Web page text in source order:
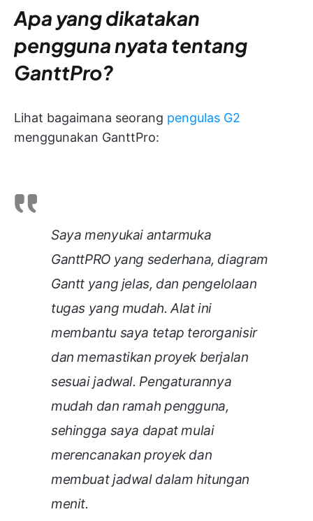
Apa yang dikatakan
pengguna nyata tentang
GanttPro?
Lihat bagaimana seorang pengulas G2
menggunakan GanttPro:
Saya menyukai antarmuka
GanttPRO yang sederhana, diagram
Gantt yang jelas, dan pengelolaan
tugas yang mudah. Alat ini
membantu saya tetap terorganisir
dan memastikan proyek berjalan
sesuai jadwal. Pengaturannya
mudah dan ramah pengguna,
sehingga saya dapat mulai
merencanakan proyek dan
membuat jadwal dalam hitungan
menit.